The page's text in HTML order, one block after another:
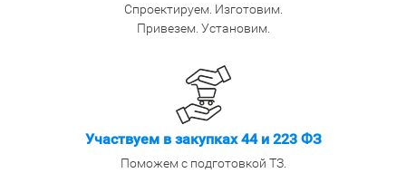
Спроектируем. Изготовим.
Привезем. Установим.
Участвуем в закупках 44 и 223 ФЗ
Поможем с подготовкой ТЗ.